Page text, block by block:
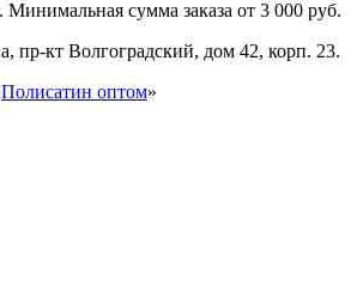
Минимальная сумма заказа от 3 000 руб.
пр-кт Волгоградский, дом 42, корп. 23.
Полисатин оптом»